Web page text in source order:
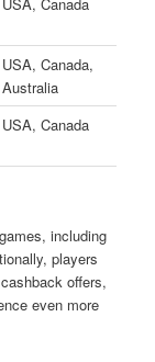
USA, Canada,
Australia
USA, Canada
including
players
offers,
even more